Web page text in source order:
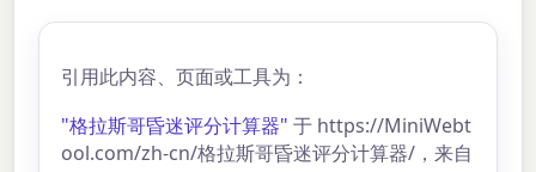
引用此内容、页面或工具为：
"格拉斯哥昏迷评分计算器" 于 https://MiniWebt
ool.com/zh-cn/格拉斯哥昏迷评分计算器/，来自